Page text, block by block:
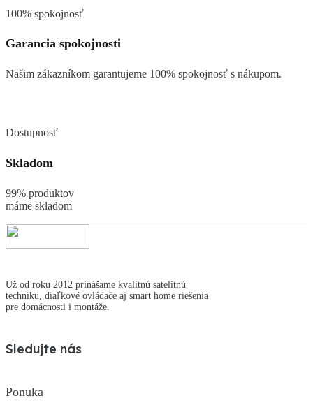
100% spokojnosť
Garancia spokojnosti
Našim zákazníkom garantujeme 100% spokojnosť s nákupom.
Dostupnosť
Skladom
99% produktov
máme skladom
Už od roku 2012 prinášame kvalitnú satelitnú
techniku, diaľkové ovládače aj smart home riešenia
pre domácnosti i montáže.
Sledujte nás
Ponuka